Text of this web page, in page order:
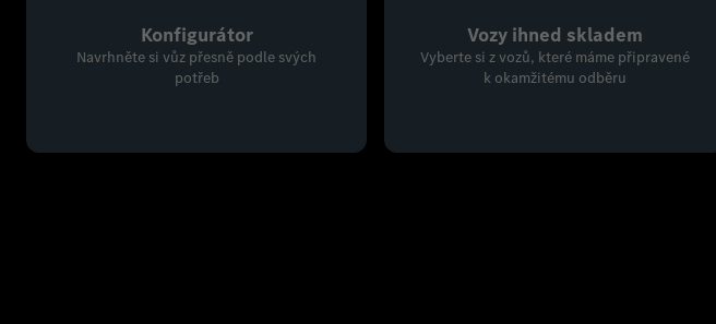
Konfigurátor
Navrhněte si vůz přesně podle svých
potřeb
Vozy ihned skladem
Vyberte si z vozů, které máme připravené
k okamžitému odběru